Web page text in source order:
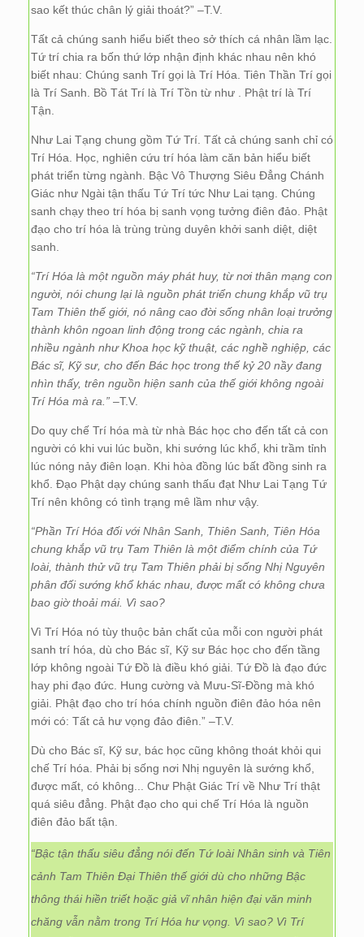
sao kết thúc chân lý giải thoát?” –T.V.
Tất cả chúng sanh hiểu biết theo sở thích cá nhân lầm lạc.
Tứ trí chia ra bốn thứ lớp nhận định khác nhau nên khó
biết nhau: Chúng sanh Trí gọi là Trí Hóa. Tiên Thần Trí gọi
là Trí Sanh. Bồ Tát Trí là Trí Tồn từ như . Phật trí là Trí
Tận.
Như Lai Tạng chung gồm Tứ Trí. Tất cả chúng sanh chỉ có
Trí Hóa. Học, nghiên cứu trí hóa làm căn bản hiểu biết
phát triển từng ngành. Bậc Vô Thượng Siêu Đẳng Chánh
Giác như Ngài tận thấu Tứ Trí tức Như Lai tạng. Chúng
sanh chạy theo trí hóa bị sanh vọng tưởng điên đảo. Phật
đạo cho trí hóa là trùng trùng duyên khởi sanh diệt, diệt
sanh.
“Trí Hóa là một nguồn máy phát huy, từ nơi thân mạng con
người, nói chung lại là nguồn phát triển chung khắp vũ trụ
Tam Thiên thế giới, nó nâng cao đời sống nhân loại trưởng
thành khôn ngoan linh động trong các ngành, chia ra
nhiều ngành như Khoa học kỹ thuật, các nghề nghiệp, các
Bác sĩ, Kỹ sư, cho đến Bác học trong thế kỷ 20 nầy đang
nhìn thấy, trên nguồn hiện sanh của thế giới không ngoài
Trí Hóa mà ra.” –T.V.
Do quy chế Trí hóa mà từ nhà Bác học cho đến tất cả con
người có khi vui lúc buồn, khi sướng lúc khổ, khi trầm tỉnh
lúc nóng nảy điên loạn. Khi hòa đồng lúc bất đồng sinh ra
khổ. Đạo Phật dạy chúng sanh thấu đạt Như Lai Tạng Tứ
Trí nên không có tình trạng mê lầm như vậy.
“Phần Trí Hóa đối với Nhân Sanh, Thiên Sanh, Tiên Hóa
chung khắp vũ trụ Tam Thiên là một điểm chính của Tứ
loài, thành thử vũ trụ Tam Thiên phải bị sống Nhị Nguyên
phân đối sướng khổ khác nhau, được mất có không chưa
bao giờ thoải mái. Vì sao?
Vì Trí Hóa nó tùy thuộc bản chất của mỗi con người phát
sanh trí hóa, dù cho Bác sĩ, Kỹ sư Bác học cho đến tầng
lớp không ngoài Tứ Đồ là điều khó giải. Tứ Đồ là đạo đức
hay phi đạo đức. Hung cường và Mưu-Sĩ-Đồng mà khó
giải. Phật đạo cho trí hóa chính nguồn điên đảo hóa nên
mới có: Tất cả hư vọng đảo điên.” –T.V.
Dù cho Bác sĩ, Kỹ sư, bác học cũng không thoát khỏi qui
chế Trí hóa. Phải bị sống nơi Nhị nguyên là sướng khổ,
được mất, có không... Chư Phật Giác Trí về Như Trí thật
quá siêu đẳng. Phật đạo cho qui chế Trí Hóa là nguồn
điên đảo bất tận.
“Bậc tận thấu siêu đẳng nói đến Tứ loài Nhân sinh và Tiên
cảnh Tam Thiên Đại Thiên thế giới dù cho những Bậc
thông thái hiền triết hoặc giả vĩ nhân hiện đại văn minh
chăng vẫn nằm trong Trí Hóa hư vọng. Vì sao? Vì Trí